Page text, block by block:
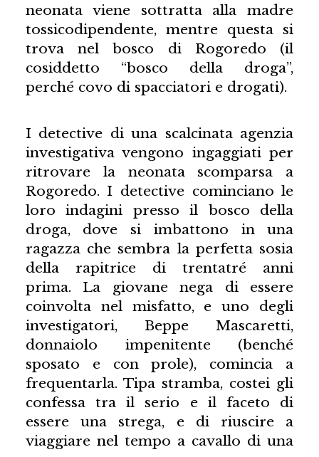
neonata viene sottratta alla madre
tossicodipendente, mentre questa si
trova nel bosco di Rogoredo (il
cosiddetto “bosco della droga”,
perché covo di spacciatori e drogati).
I detective di una scalcinata agenzia
investigativa vengono ingaggiati per
ritrovare la neonata scomparsa a
Rogoredo. I detective cominciano le
loro indagini presso il bosco della
droga, dove si imbattono in una
ragazza che sembra la perfetta sosia
della rapitrice di trentatré anni
prima. La giovane nega di essere
coinvolta nel misfatto, e uno degli
investigatori, Beppe Mascaretti,
donnaiolo impenitente (benché
sposato e con prole), comincia a
frequentarla. Tipa stramba, costei gli
confessa tra il serio e il faceto di
essere una strega, e di riuscire a
viaggiare nel tempo a cavallo di una